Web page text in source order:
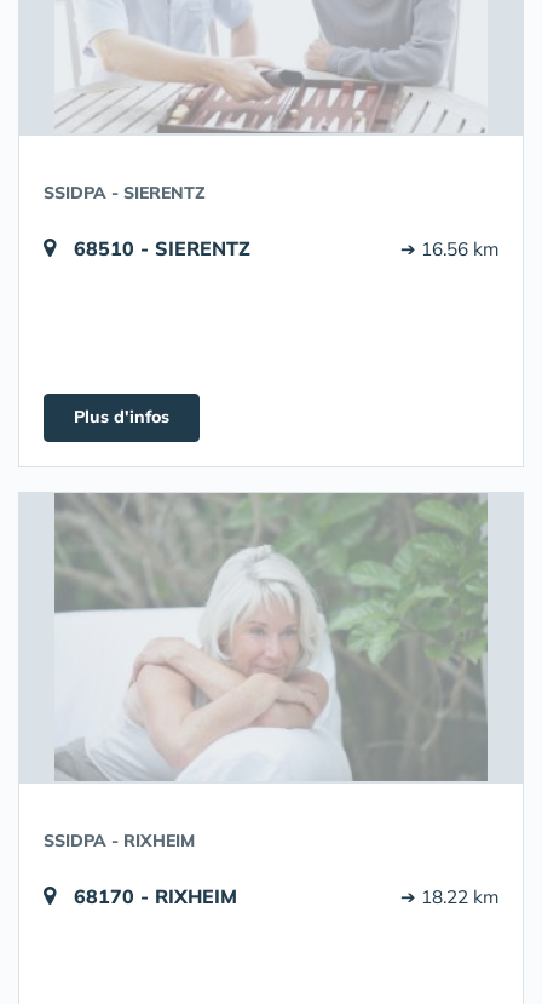
SSIDPA - SIERENTZ
68510 - SIERENTZ ➔ 16.56 km
Plus d'infos
SSIDPA - RIXHEIM
68170 - RIXHEIM ➔ 18.22 km